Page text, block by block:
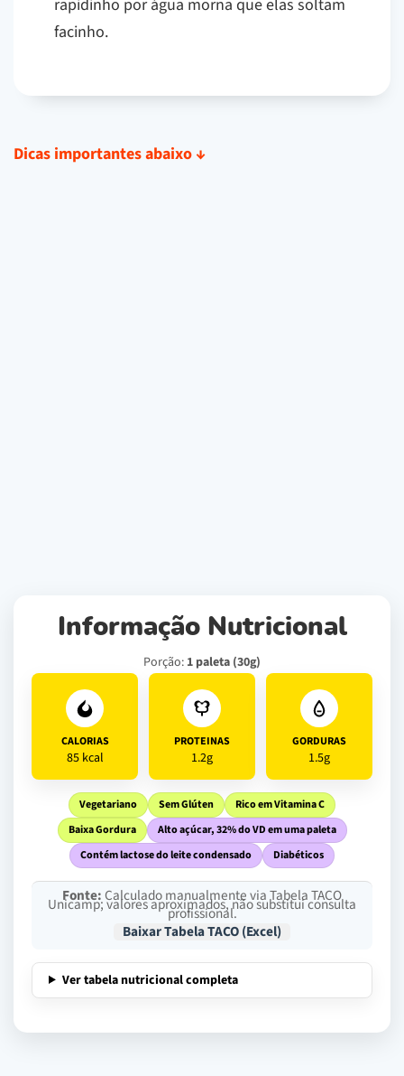
rapidinho por água morna que elas soltam
facinho.
Dicas importantes abaixo ↓
Informação Nutricional
Porção: 1 paleta (30g)
CALORIAS
85 kcal
PROTEINAS
1.2g
GORDURAS
1.5g
Vegetariano Sem Glúten
Rico em Vitamina C
Baixa Gordura
Alto açúcar, 32% do VD em uma paleta
Contém lactose do leite condensado
Diabéticos
Fonte:Calculado manualmente via Tabela TACO
Unicamp; valores aproximados, não substitui consulta
profissional.
Baixar Tabela TACO (Excel)
Ver tabela nutricional completa